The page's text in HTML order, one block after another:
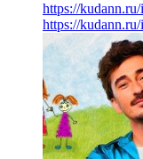
https://
https://